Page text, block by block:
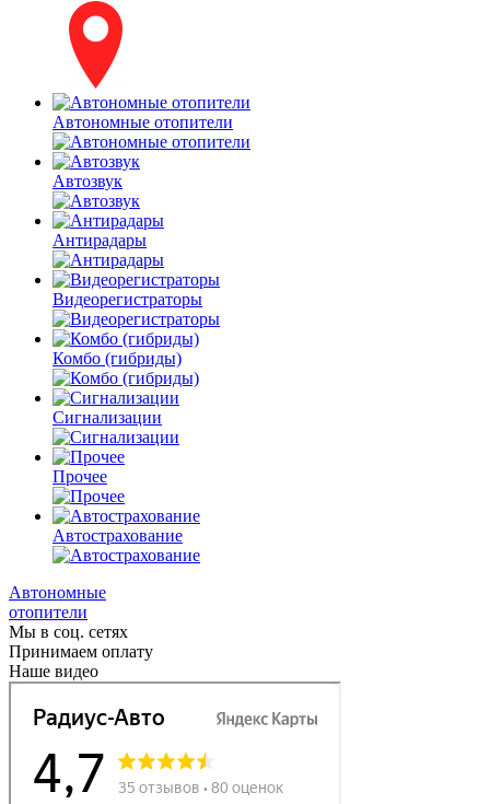
Автономные отопители
Автозвук
Антирадары
Видеорегистраторы
Комбо (гибриды)
Сигнализации
Прочее
Автострахование
Автономные
отопители
Мы в соц. сетях
Принимаем оплату
Наше видео